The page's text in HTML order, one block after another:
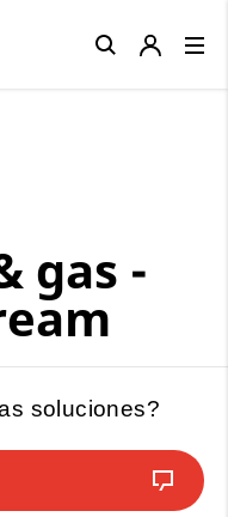
gas -
soluciones?
Close